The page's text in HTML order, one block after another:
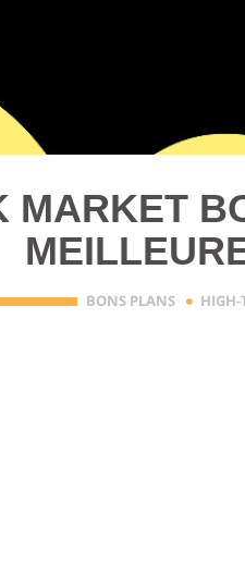
MARKET
BONS PLANS · HIGH-